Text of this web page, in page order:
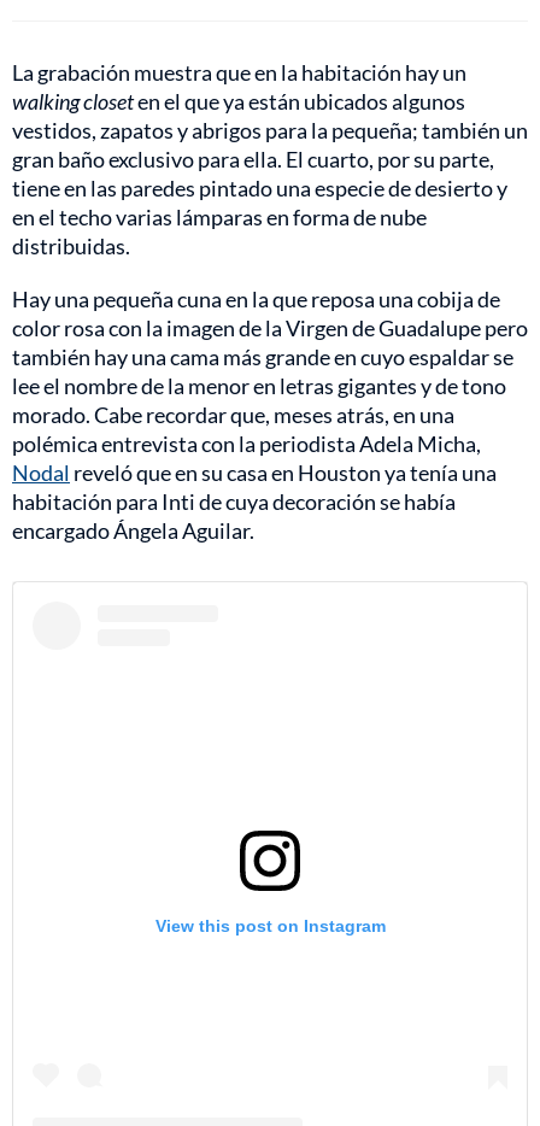
La grabación muestra que en la habitación hay un
walking closeten el que ya están ubicados algunos
vestidos, zapatos y abrigos para la pequeña; también un
gran baño exclusivo para ella. El cuarto, por su parte,
tiene en las paredes pintado una especie de desierto y
en el techo varias lámparas en forma de nube
distribuidas.
Hay una pequeña cuna en la que reposa una cobija de
color rosa con la imagen de la Virgen de Guadalupe pero
también hay una cama más grande en cuyo espaldar se
lee el nombre de la menor en letras gigantes y de tono
morado. Cabe recordar que, meses atrás, en una
polémica entrevista con la periodista Adela Micha,
Nodal reveló que en su casa en Houston ya tenía una
habitación para Inti de cuya decoración se había
encargado Ángela Aguilar.
View this post on Instagram